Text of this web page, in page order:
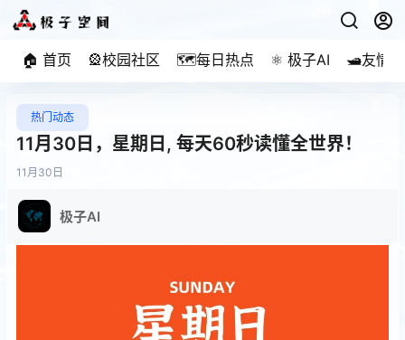
🏠 首页 🎡校园社区 🗺️每日热点 ⚛️ 极子AI 🛥️友情
热门动态
11月30日，星期日, 每天60秒读懂全世界！
11月 30日
极子AI